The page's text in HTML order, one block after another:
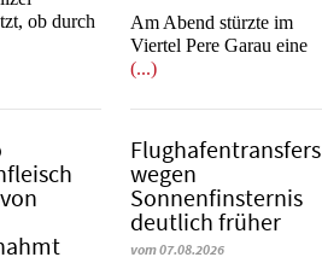
ob durch
Am Abend stürzte im
Viertel Pere Garau eine
(...)
Flughafentransfers
wegen
Sonnenfinsternis
deutlich früher
vom 07.08.2026